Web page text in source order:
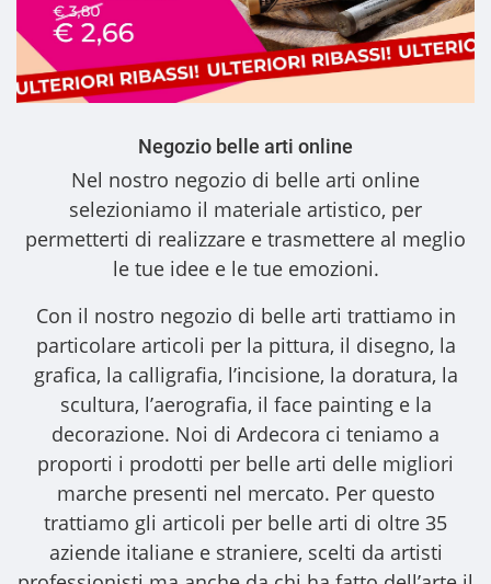
Negozio belle arti online
Nel nostro negozio di belle arti online
selezioniamo il materiale artistico, per
permetterti di realizzare e trasmettere al meglio
le tue idee e le tue emozioni.
Con il nostro negozio di belle arti trattiamo in
particolare articoli per la pittura, il disegno, la
grafica, la calligrafia, l’incisione, la doratura, la
scultura, l’aerografia, il face painting e la
decorazione. Noi di Ardecora ci teniamo a
proporti i prodotti per belle arti delle migliori
marche presenti nel mercato. Per questo
trattiamo gli articoli per belle arti di oltre 35
aziende italiane e straniere, scelti da artisti